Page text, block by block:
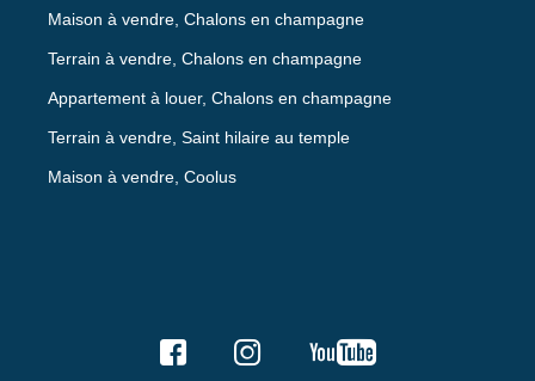
Maison à vendre, Chalons en champagne
Terrain à vendre, Chalons en champagne
Appartement à louer, Chalons en champagne
Terrain à vendre, Saint hilaire au temple
Maison à vendre, Coolus